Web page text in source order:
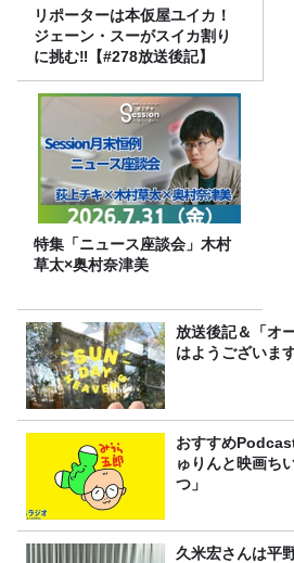
リポーターは本仮屋ユイカ！
ジェーン・スーがスイカ割り
に挑む‼【#278放送後記】
特集「ニュース座談会」木村
草太×奥村奈津美
放送後記＆「オ
はようございます
おすすめ
ゅりんと映画ち
つ」
久米宏さんは平